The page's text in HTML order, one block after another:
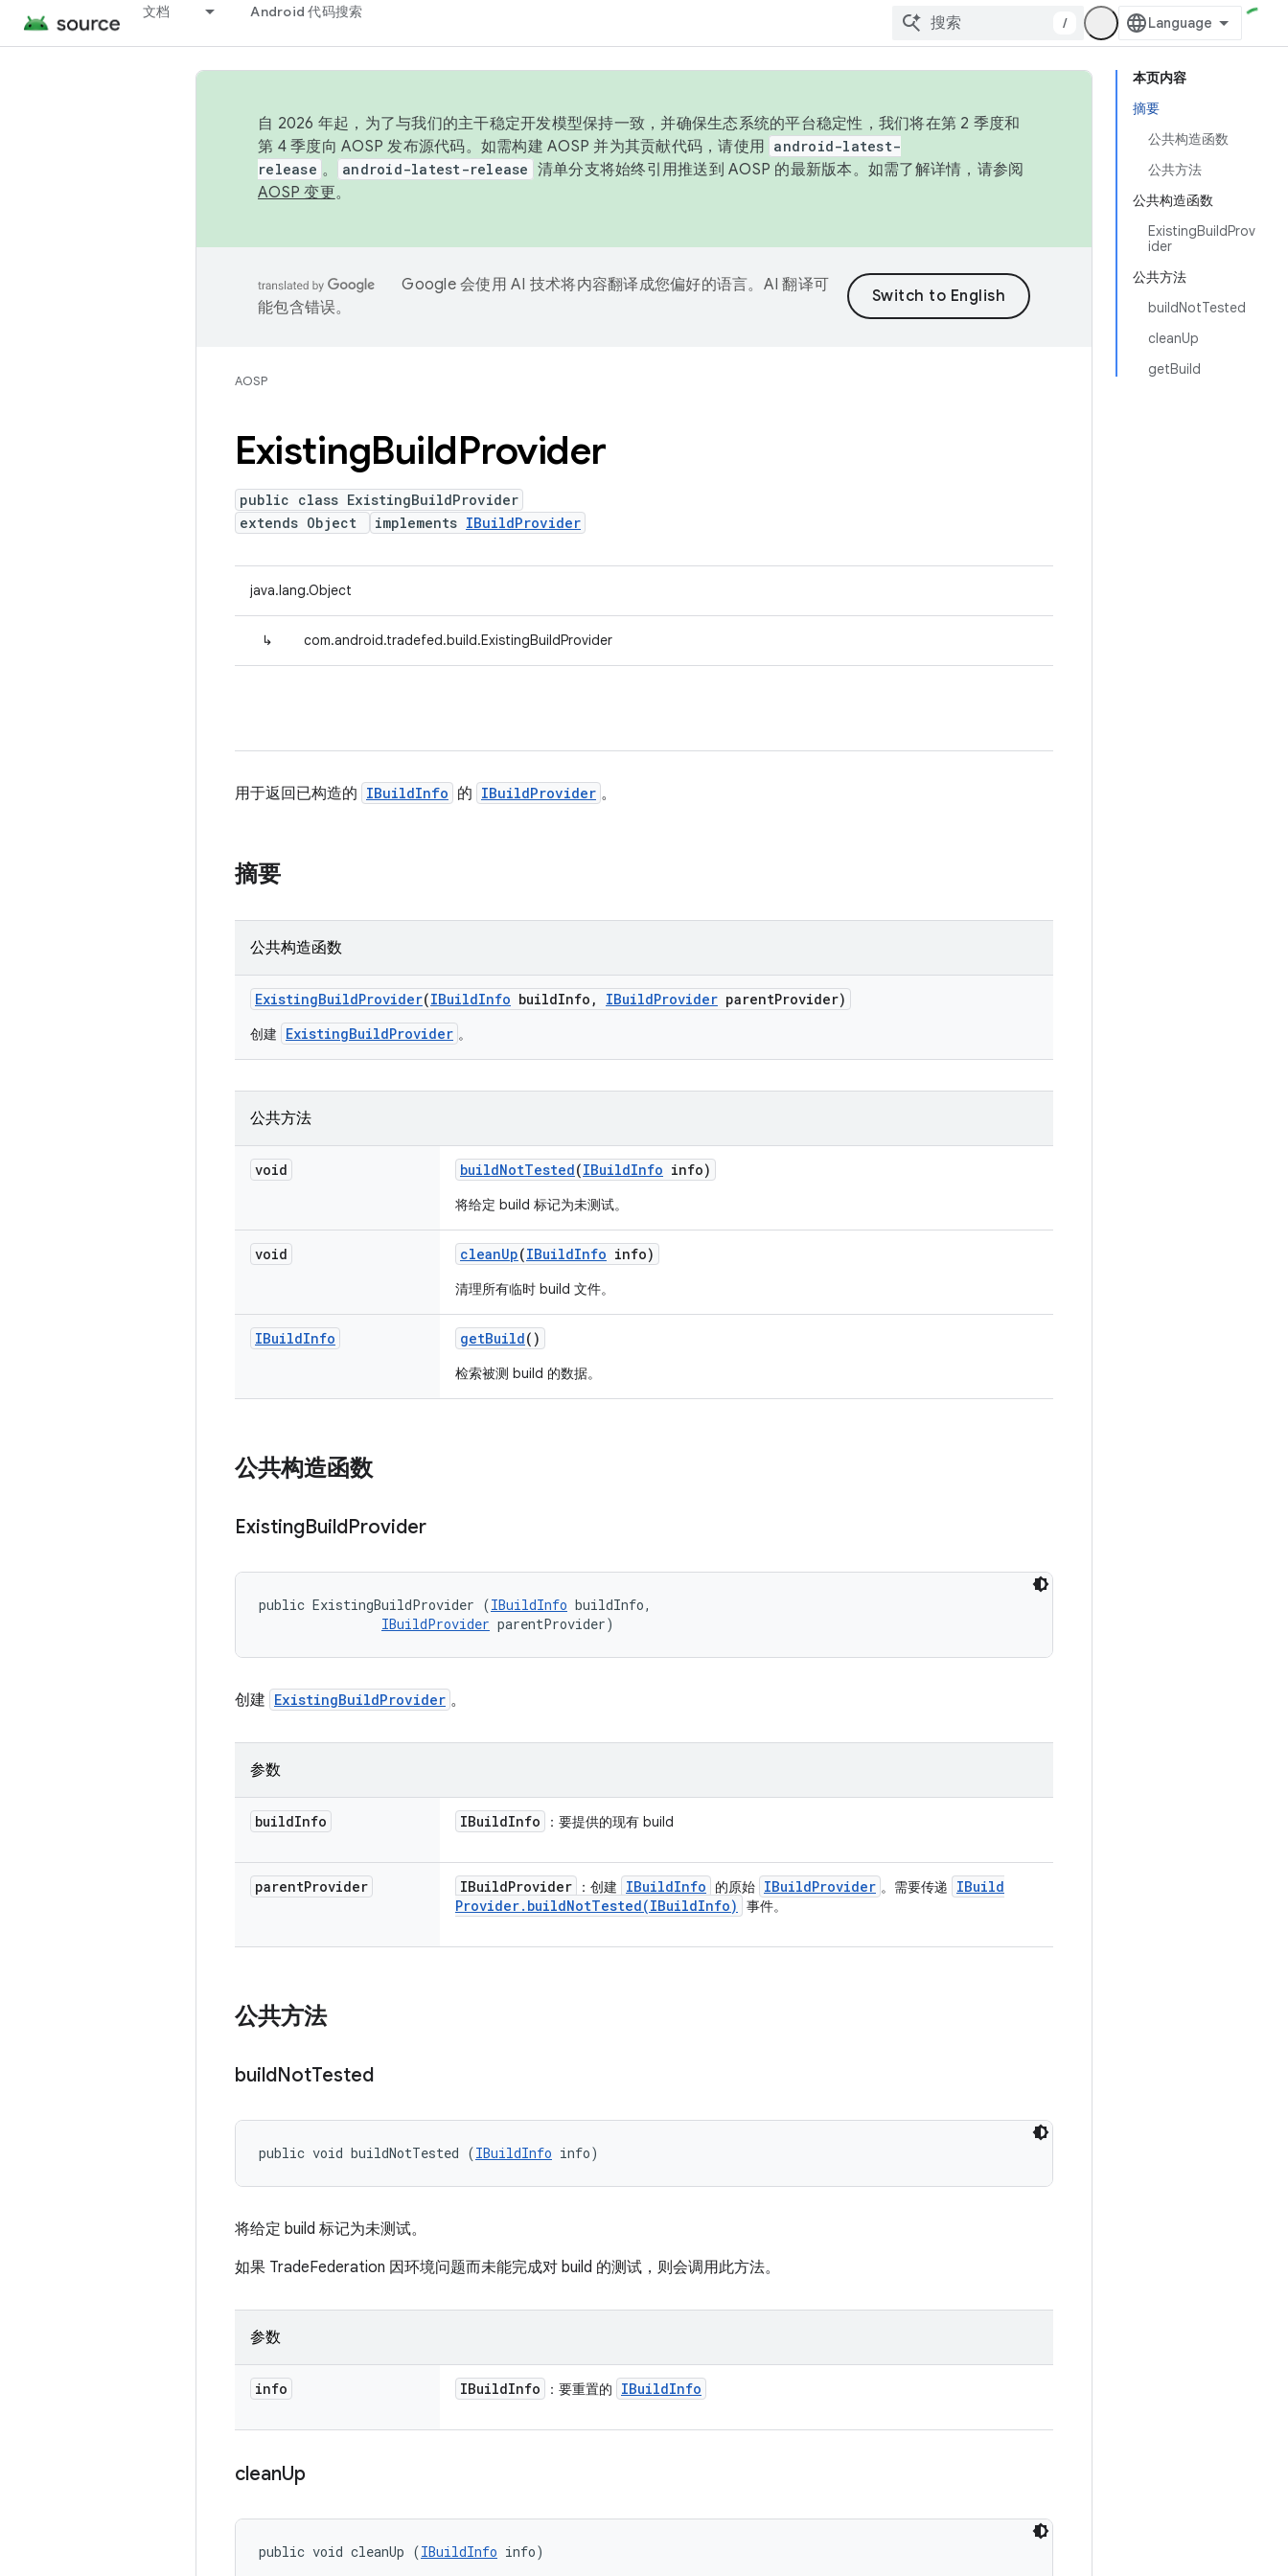
文档 Android 代码搜索
/
本页内容
摘要
公共构造函数
公共方法
公共构造函数
ExistingBuildProv
ider
公共方法
buildNotTested
cleanUp
getBuild
自 2026 年起，为了与我们的主干稳定开发模型保持一致，并确保生态系统的平台稳定性，我们将在第 2 季度和
第 4 季度向 AOSP 发布源代码。如需构建 AOSP 并为其贡献代码，请使用 android-latest-
release 。 android-latest-release 清单分支将始终引用推送到 AOSP 的最新版本。如需了解详情，请参阅
AOSP 变更。
Google 会使用 AI 技术将内容翻译成您偏好的语言。AI 翻译可
能包含错误。
AOSP
ExistingBuildProvider
public class ExistingBuildProvider
extends Object
implements IBuildProvider
java.lang.Object
↳ com.android.tradefed.build.ExistingBuildProvider
用于返回已构造的 IBuildInfo 的 IBuildProvider 。
摘要
公共构造函数
ExistingBuildProvider(IBuildInfo buildInfo , IBuildProvider parentProvider)
创建 ExistingBuildProvider 。
公共方法
void buildNotTested(IBuildInfo info)
将给定 build 标记为未测试。
void cleanUp(IBuildInfo info)
清理所有临时 build 文件。
IBuildInfo getBuild()
检索被测 build 的数据。
公共构造函数
ExistingBuildProvider
public ExistingBuildProvider (IBuildInfo buildInfo,
IBuildProvider parentProvider)
创建 ExistingBuildProvider 。
参数
buildInfo IBuildInfo ：要提供的现有 build
parentProvider IBuildProvider ：创建 IBuildInfo 的原始 IBuildProvider 。需要传递
IBuild
Provider. buildNotTested(IBuildInfo) 事件。
公共方法
buildNotTested
public void buildNotTested (IBuildInfo info)
将给定 build 标记为未测试。
如果 TradeFederation 因环境问题而未能完成对 build 的测试，则会调用此方法。
参数
info IBuildInfo ：要重置的 IBuildInfo
cleanUp
public void cleanUp (IBuildInfo info)